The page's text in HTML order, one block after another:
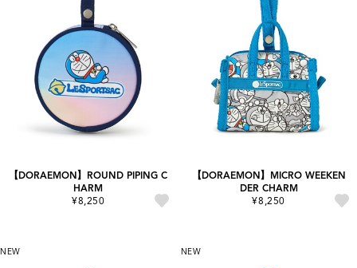
【DORAEMON】ROUND PIPING C
HARM
¥8,250
【DORAEMON】MICRO WEEKEN
DER CHARM
¥8,250
NEW NEW